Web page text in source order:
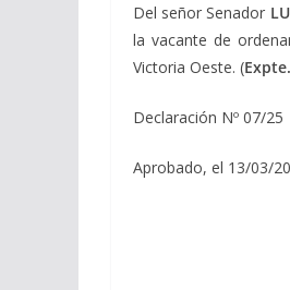
Del señor Senador
la vacante de
Victoria Oeste. (
Declaración Nº 07/25
Aprobado, el 13/03/